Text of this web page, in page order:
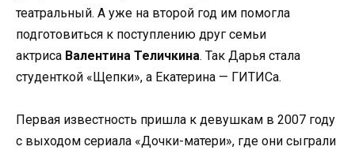
театральный. А уже на второй год им помогла
подготовиться к поступлению друг семьи
актриса Валентина Теличкина. Так Дарья стала
студенткой «Щепки», а Екатерина — ГИТИСа.
Первая известность пришла к девушкам в 2007 году
с выходом сериала «Дочки-матери», где они сыграли